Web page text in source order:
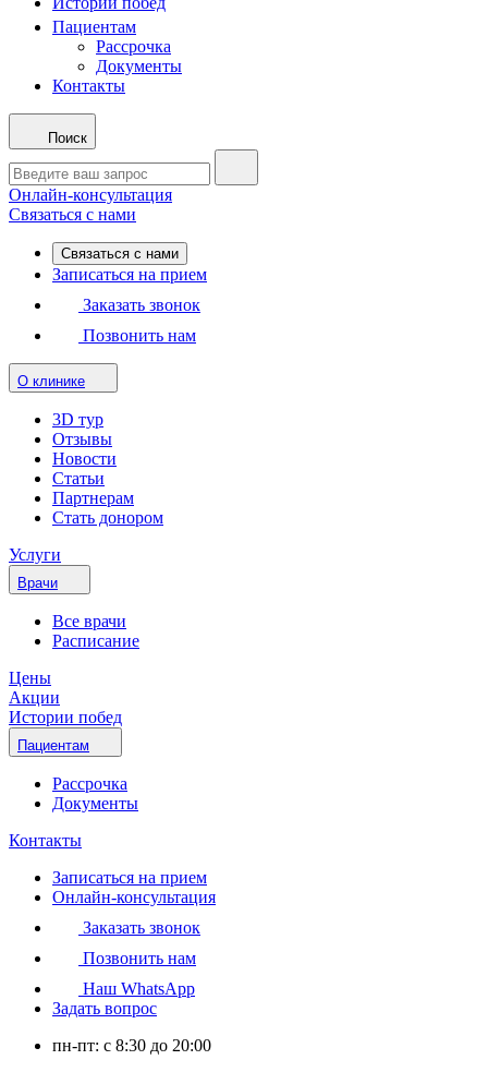
Пациентам
Рассрочка
Документы
Контакты
Поиск
Онлайн-консультация
Связаться с нами
Связаться с нами
Записаться на прием
Заказать звонок
Позвонить нам
О клинике
3D тур
Отзывы
Новости
Статьи
Партнерам
Стать донором
Услуги
Врачи
Все врачи
Расписание
Цены
Акции
Истории побед
Пациентам
Рассрочка
Документы
Контакты
Записаться на прием
Онлайн-консультация
Заказать звонок
Позвонить нам
Наш WhatsApp
Задать вопрос
пн-пт: с 8:30 до 20:00